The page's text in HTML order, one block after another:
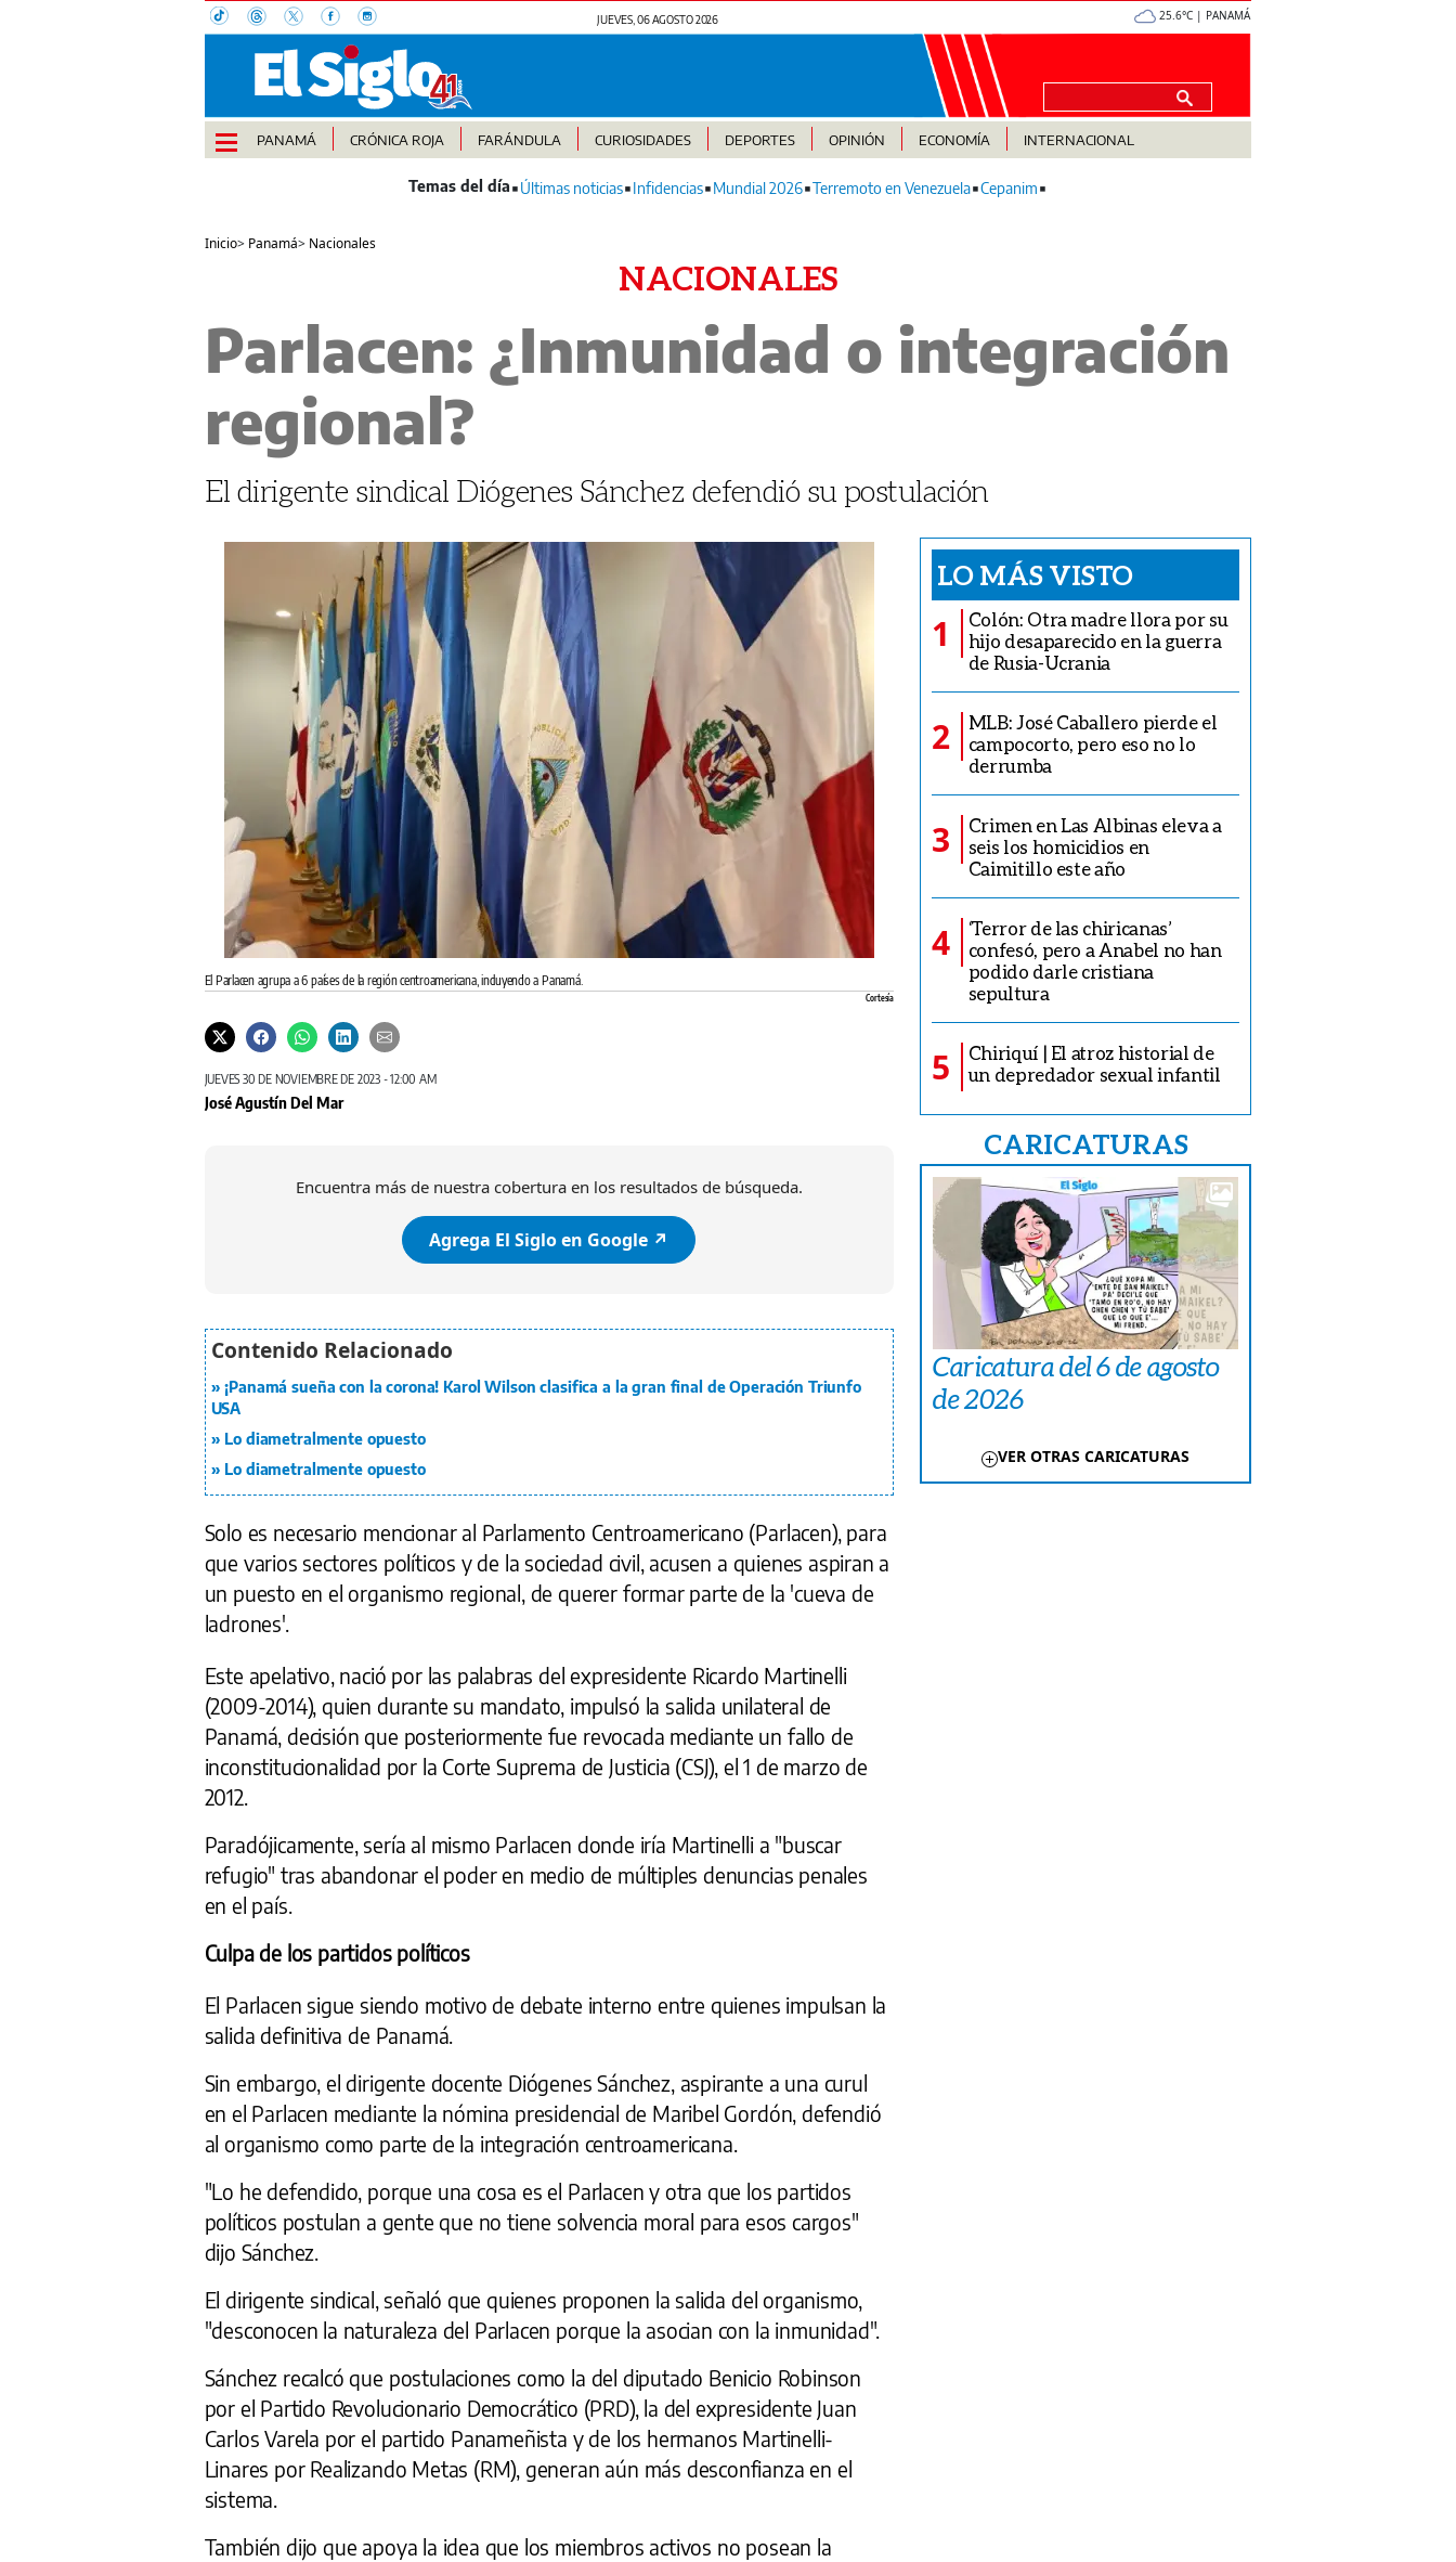
JUEVES, 06 AGOSTO 2026 25.6°C | PANAMÁ
PANAMÁ CRÓNICA ROJA FARÁNDULA CURIOSIDADES DEPORTES OPINIÓN ECONOMÍA INTERNACIONAL
Últimas noticias Infidencias Mundial 2026 Terremoto en Venezuela Cepanim
Inicio> Panamá> Nacionales
NACIONALES
Parlacen: ¿Inmunidad o integración
regional?
El dirigente sindical Diógenes Sánchez defendió su postulación
El Parlacen agrupa a 6 países de la región centroamericana, incluyendo a Panamá.
Cortesía
JUEVES 30 DE NOVIEMBRE DE 2023 - 12:00 AM
José Agustín Del Mar
Encuentra más de nuestra cobertura en los resultados de búsqueda.
Agrega El Siglo en Google ↗️
¡Panamá sueña con la corona! Karol Wilson clasifica a la gran final de Operación Triunfo
USA
Lo diametralmente opuesto
Lo diametralmente opuesto
Solo es necesario mencionar al Parlamento Centroamericano (Parlacen), para
que varios sectores políticos y de la sociedad civil, acusen a quienes aspiran a
un puesto en el organismo regional, de querer formar parte de la 'cueva de
ladrones'.
Este apelativo, nació por las palabras del expresidente Ricardo Martinelli
(2009-2014), quien durante su mandato, impulsó la salida unilateral de
Panamá, decisión que posteriormente fue revocada mediante un fallo de
inconstitucionalidad por la Corte Suprema de Justicia (CSJ), el 1 de marzo de
2012.
Paradójicamente, sería al mismo Parlacen donde iría Martinelli a "buscar
refugio" tras abandonar el poder en medio de múltiples denuncias penales
en el país.
Culpa de los partidos políticos
El Parlacen sigue siendo motivo de debate interno entre quienes impulsan la
salida definitiva de Panamá.
Sin embargo, el dirigente docente Diógenes Sánchez, aspirante a una curul
en el Parlacen mediante la nómina presidencial de Maribel Gordón, defendió
al organismo como parte de la integración centroamericana.
"Lo he defendido, porque una cosa es el Parlacen y otra que los partidos
políticos postulan a gente que no tiene solvencia moral para esos cargos"
dijo Sánchez.
El dirigente sindical, señaló que quienes proponen la salida del organismo,
"desconocen la naturaleza del Parlacen porque la asocian con la inmunidad".
Sánchez recalcó que postulaciones como la del diputado Benicio Robinson
por el Partido Revolucionario Democrático (PRD), la del expresidente Juan
Carlos Varela por el partido Panameñista y de los hermanos Martinelli-
Linares por Realizando Metas (RM), generan aún más desconfianza en el
sistema.
También dijo que apoya la idea que los miembros activos no posean la
LO MÁS VISTO
1
Colón: Otra madre llora por su
hijo desaparecido en la guerra
de Rusia-Ucrania
2
MLB: José Caballero pierde el
campocorto, pero eso no lo
derrumba
3
Crimen en Las Albinas eleva a
seis los homicidios en
Caimitillo este año
4
‘Terror de las chiricanas’
confesó, pero a Anabel no han
podido darle cristiana
sepultura
5
Chiriquí | El atroz historial de
un depredador sexual infantil
CARICATURAS
Caricatura del 6 de agosto
de 2026
VER OTRAS CARICATURAS